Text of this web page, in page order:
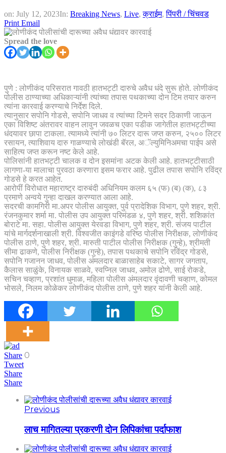
on: July 12, 2023In: Breaking News, Live,क्राईम,पिंपरी / चिंचवड
Print Email
Spread the love
पुणे : लोणीकंद परिसरात गावठी हातभट्टी दारुचे अवैध धंदे सुरू होते. लोणीकंद
पोलीस ठाण्याच्या अधिकाऱ्यांनी त्यांच्या तपास पथकाच्या दोन टिम तयार करुन
त्यांना कारवाई करण्याचे निर्देश दिले.
त्यानुसार सपोनि गोडसे, सपोनि जाधव व त्यांच्या टिमने सदर ठिकाणी जाऊन
एका विशिष्ट अंतरावर वाहन लावुन जवळच एका पडीक जागेतील हातभट्टीच्या
धंदयावर छापा टाकला. त्यामध्ये त्यांनी ७० लिटर दारू जप्त करुन, २५०० लिटर
रसायन, त्याशिवाय दारु गाळण्याचे लोखंडी बॅरल, अॅल्युमिनिअमचा पाईप असे
साहित्य जप्त करून नष्ट केले आहे.
पोलिसांनी हातभट्टी चालक व दोन इसमांना अटक केली आहे. हातभट्टीसाठी
लागणा-या मालाचा पुरवठा करणारा इसम फरार आहे. पुढील तपास सपोनि रविंद्र
गोडसे हे करत आहेत.
आरोपीं विरोधात महाराष्ट्र दारुबंदी अधिनियम कलम ६५ (फ) (ब) (क), ८३
प्रमाणे अन्वये गुन्हा दाखल करण्यात आला आहे.
सदरची कामगिरी मा.अपर पोलीस आयुक्त, पुर्व प्रादेशिक विभाग, पुणे शहर, श्री.
रंजनकुमार शर्मा मा. पोलीस उप आयुक्त परिमंडळ ४, पुणे शहर, श्री. शशिकांत
बोराटे मा. सहा. पोलीस आयुक्त येरवडा विभाग, पुणे शहर, श्री. संजय पाटील
यांचे मार्गदर्शनाखाली श्री. विश्वजीत काइंगडे वरिष्ठ पोलीस निरीक्षक, लोणीकंद
पोलीस ठाणे, पुणे शहर, श्री. मारुती पाटील पोलीस निरीक्षक (गुन्हे), श्रीमती
सीमा ढाकणे, पोलीस निरीक्षक (गुन्हे), तपास पथकाचे सपोनि रविंद्र गोडसे,
सपोनि गजानन जाधव, पोलीस अंमलदार बाळासाहेब सकाटे, सागर जगताप,
कैलास साळुंके, विनायक साळवे, स्वप्निल जाधव, अमोल ढोणे, साई रोकडे,
सचिन चव्हाण, प्रशांत धुमाळ, महिला पोलीस अंमलदार वृंदावणी चव्हाण, कोमल
भोसले, निलम कोळेकर लोणीकंद पोलीस ठाणे, पुणे शहर यांनी केली आहे.
Share 0
Tweet
Share
Share
Previous
लाच मागितल्या प्रकरणी दोन लिपिकांचा पर्दाफाश